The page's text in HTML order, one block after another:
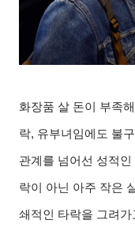
화장품 살 돈이 부족
락, 유부녀임에도 불
관계를 넘어선 성적
락이 아닌 아주 작은
쇄적인 타락을 그려